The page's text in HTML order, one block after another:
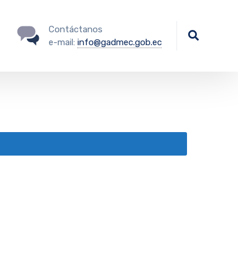
Contáctanos
e-mail: info@gadmec.gob.ec